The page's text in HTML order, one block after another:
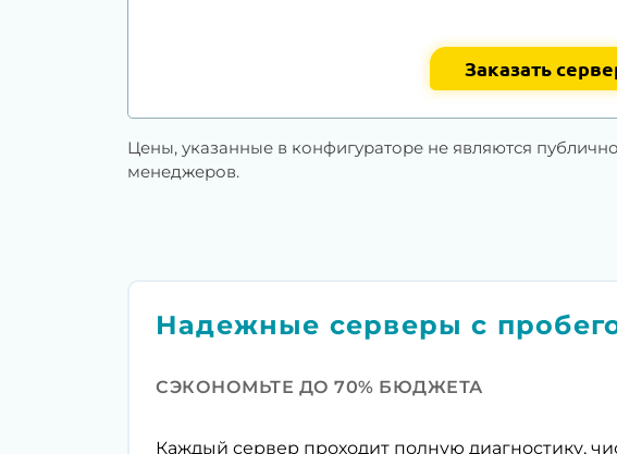
Заказать
Цены, указанные в конфигураторе не являются
менеджеров.
Надежные серверы с
СЭКОНОМЬТЕ ДО 70% БЮДЖЕТА
Каждый сервер проходит полную диагностику,